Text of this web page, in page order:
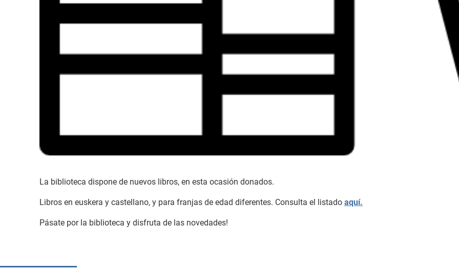
La biblioteca dispone de nuevos libros, en esta ocasión donados.
Libros en euskera y castellano, y para franjas de edad diferentes. Consulta el listado aquí.
Pásate por la biblioteca y disfruta de las novedades!